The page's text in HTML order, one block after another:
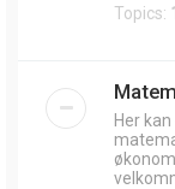
Topics:
Her